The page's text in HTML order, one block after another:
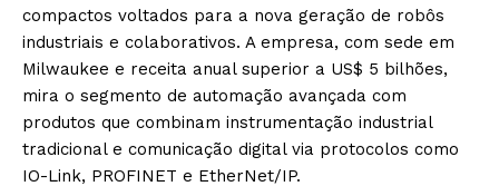
compactos voltados para a nova geração de robôs
industriais e colaborativos. A empresa, com sede em
Milwaukee e receita anual superior a US$ 5 bilhões,
mira o segmento de automação avançada com
produtos que combinam instrumentação industrial
tradicional e comunicação digital via protocolos como
IO-Link, PROFINET e EtherNet/IP.